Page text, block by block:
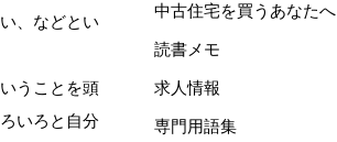
、などとい
うことを頭
いろと自分
中古住宅を買うあなたへ
読書メモ
求人情報
専門用語集